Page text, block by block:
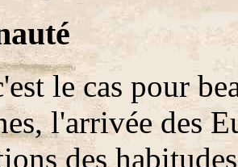
le cas pour
l'arrivée des
des